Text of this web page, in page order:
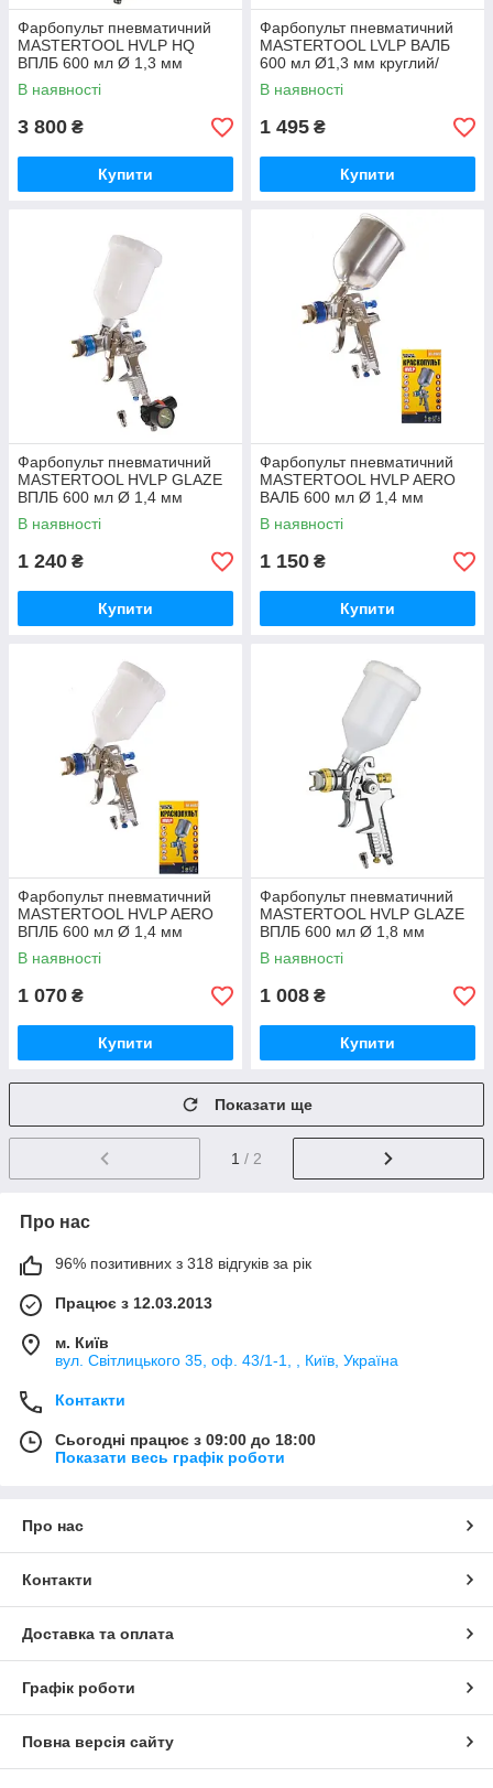
Фарбопульт пневматичний
MASTERTOOL HVLP HQ
ВПЛБ 600 мл Ø 1,3 мм
круглий/плоский факел 400
л/хв 2-3 бар
В наявності
3 800 ₴
Купити
Фарбопульт пневматичний
MASTERTOOL LVLP ВАЛБ
600 мл Ø1,3 мм круглий/
плоский факел 125-170 л/хв
1,5-2,5 бар
В наявності
1 495 ₴
Купити
Фарбопульт пневматичний
MASTERTOOL HVLP GLAZE
ВПЛБ 600 мл Ø 1,4 мм
круглий/плоский факел 150-
220 л/хв 3-4 бар манометр
В наявності
1 240 ₴
Купити
Фарбопульт пневматичний
MASTERTOOL HVLP AERO
ВАЛБ 600 мл Ø 1,4 мм
круглий/плоский факел 170-
260 л/хв 3-4 бар
В наявності
1 150 ₴
Купити
Фарбопульт пневматичний
MASTERTOOL HVLP AERO
ВПЛБ 600 мл Ø 1,4 мм
круглий/плоский факел 170-
260 л/хв 3-4 бар
В наявності
1 070 ₴
Купити
Фарбопульт пневматичний
MASTERTOOL HVLP GLAZE
ВПЛБ 600 мл Ø 1,8 мм
круглий/плоский факел 150-
220 л/хв 3-4 бар
В наявності
1 008 ₴
Купити
Показати ще
1 / 2
Про нас
96% позитивних з 318 відгуків за рік
Працює з 12.03.2013
м. Київ
вул. Світлицького 35, оф. 43/1-1, , Київ, Україна
Контакти
Сьогодні працює з 09:00 до 18:00
Показати весь графік роботи
Про нас
Контакти
Доставка та оплата
Графік роботи
Повна версія сайту